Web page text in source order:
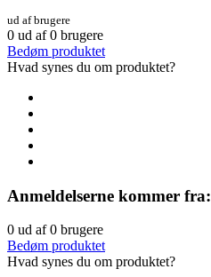
ud af brugere
0 ud af0 brugere
Bedøm produktet
Hvad synes du om produktet?
Anmeldelserne kommer fra:
0 ud af0 brugere
Bedøm produktet
Hvad synes du om produktet?